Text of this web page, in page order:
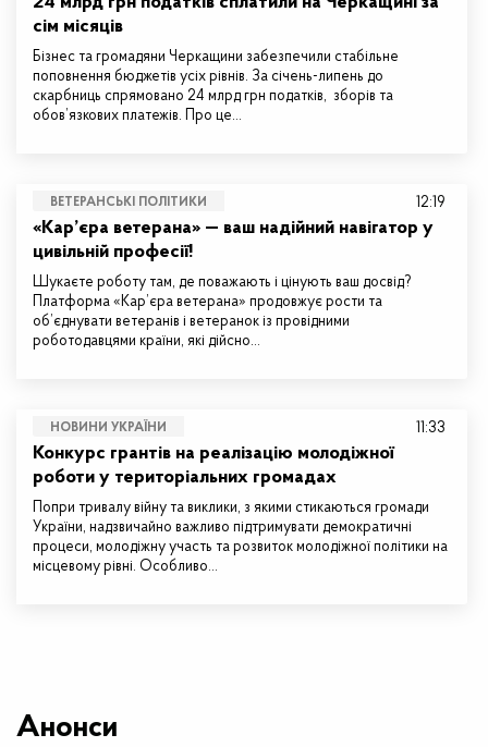
сім місяців
Бізнес та громадяни Черкащини забезпечили стабільне
поповнення бюджетів усіх рівнів. За січень-липень до
скарбниць спрямовано 24 млрд грн податків, зборів та
обов’язкових платежів. Про це…
ВЕТЕРАНСЬКІ ПОЛІТИКИ
«Кар’єра ветерана» — ваш надійний навігатор у
цивільній професії!
Шукаєте роботу там, де поважають і цінують ваш досвід?
Платформа «Кар’єра ветерана» продовжує рости та
об’єднувати ветеранів і ветеранок із провідними
роботодавцями країни, які дійсно…
12:19
НОВИНИ УКРАЇНИ
Конкурс грантів на реалізацію молодіжної
роботи у територіальних громадах
Попри тривалу війну та виклики, з якими стикаються громади
України, надзвичайно важливо підтримувати демократичні
процеси, молодіжну участь та розвиток молодіжної політики на
місцевому рівні. Особливо…
11:33
Анонси